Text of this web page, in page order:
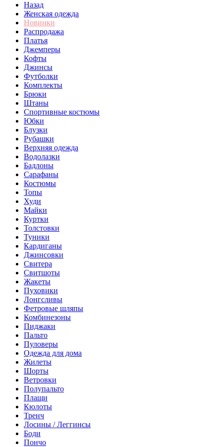
Назад
Женская одежда
Новинки
Распродажа
Платья
Джемперы
Кофты
Джинсы
Футболки
Комплекты
Брюки
Штаны
Спортивные костюмы
Юбки
Блузки
Рубашки
Верхняя одежда
Водолазки
Бадлоны
Сарафаны
Костюмы
Топы
Худи
Майки
Куртки
Толстовки
Туники
Кардиганы
Джинсовки
Свитера
Свитшоты
Жакеты
Пуховики
Лонгсливы
Фетровые шляпы
Комбинезоны
Пиджаки
Пальто
Пуловеры
Одежда для дома
Жилеты
Шорты
Ветровки
Полупальто
Плащи
Кюлоты
Тренч
Лосины / Леггинсы
Боди
Пончо